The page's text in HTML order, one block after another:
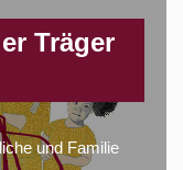
Träger
und Familie